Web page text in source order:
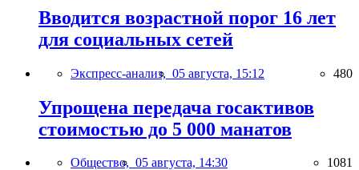
Вводится возрастной порог 16 лет
для социальных сетей
Экспресс-анализ, 05 августа, 15:12 480
Упрощена передача госактивов
стоимостью до 5 000 манатов
Общество, 05 августа, 14:30 1081